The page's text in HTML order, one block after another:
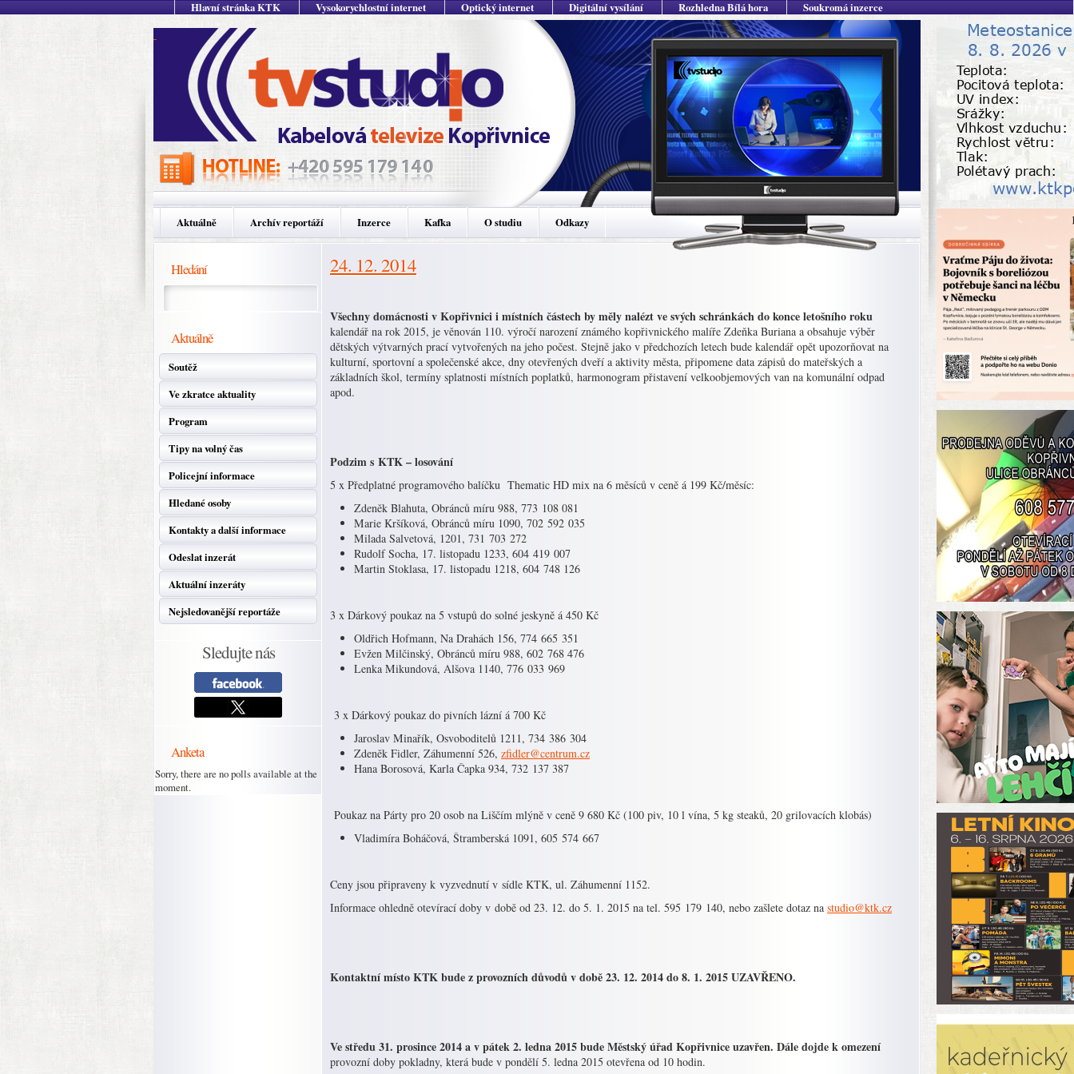
Hlavní stránka KTK Vysokorychlostní internet Optický internet Digitální vysílání Rozhledna Bílá hora Soukromá inzerce
Aktuálně Archív reportáží Inzerce Kafka O studiu Odkazy
Hledání
Aktuálně
Soutěž
Ve zkratce aktuality
Program
Tipy na volný čas
Policejní informace
Hledané osoby
Kontakty a další informace
Odeslat inzerát
Aktuální inzeráty
Nejsledovanější reportáže
Sledujte nás
Anketa
Sorry, there are no polls available at the
moment.
24. 12. 2014
Všechny domácnosti v Kopřivnici i místních částech by měly nalézt ve svých schránkách do konce letošního roku
kalendář na rok 2015, je věnován 110. výročí narození známého kopřivnického malíře Zdeňka Buriana a obsahuje výběr
dětských výtvarných prací vytvořených na jeho počest. Stejně jako v předchozích letech bude kalendář opět upozorňovat na
kulturní, sportovní a společenské akce, dny otevřených dveří a aktivity města, připomene data zápisů do mateřských a
základních škol, termíny splatnosti místních poplatků, harmonogram přistavení velkoobjemových van na komunální odpad
apod.
Podzim s KTK – losování
5 x Předplatné programového balíčku Thematic HD mix na 6 měsíců v ceně á 199 Kč/měsíc:
Zdeněk Blahuta, Obránců míru 988, 773 108 081
Marie Kršíková, Obránců míru 1090, 702 592 035
Milada Salvetová, 1201, 731 703 272
Rudolf Socha, 17. listopadu 1233, 604 419 007
Martin Stoklasa, 17. listopadu 1218, 604 748 126
3 x Dárkový poukaz na 5 vstupů do solné jeskyně á 450 Kč
Oldřich Hofmann, Na Drahách 156, 774 665 351
Evžen Milčinský, Obránců míru 988, 602 768 476
Lenka Mikundová, Alšova 1140, 776 033 969
3 x Dárkový poukaz do pivních lázní á 700 Kč
Jaroslav Minařík, Osvoboditelů 1211, 734 386 304
Zdeněk Fidler, Záhumenní 526, zfidler@centrum.cz
Hana Borosová, Karla Čapka 934, 732 137 387
Poukaz na Párty pro 20 osob na Liščím mlýně v ceně 9 680 Kč (100 piv, 10 l vína, 5 kg steaků, 20 grilovacích klobás)
Vladimíra Boháčová, Štramberská 1091, 605 574 667
Ceny jsou připraveny k vyzvednutí v sídle KTK, ul. Záhumenní 1152.
Informace ohledně otevírací doby v době od 23. 12. do 5. 1. 2015 na tel. 595 179 140, nebo zašlete dotaz na studio@ktk.cz
Kontaktní místo KTK bude z provozních důvodů v době 23. 12. 2014 do 8. 1. 2015 UZAVŘENO.
Ve středu 31. prosince 2014 a v pátek 2. ledna 2015 bude Městský úřad Kopřivnice uzavřen. Dále dojde k omezení
provozní doby pokladny, která bude v pondělí 5. ledna 2015 otevřena od 10 hodin.